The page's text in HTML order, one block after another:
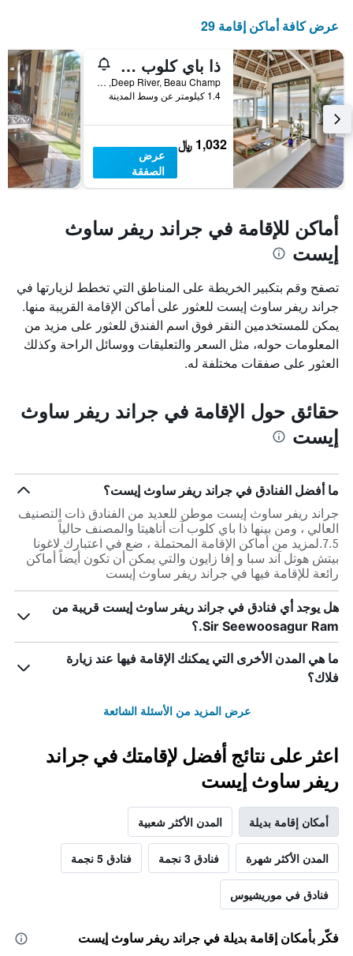
عرض كافة أماكن إقامة 29
ذا باي كلوب آت أناهيتا
Deep River, Beau Champ, جراند ريفر ساوث إيست, موريشيوس
1.4 كيلومتر عن وسط المدينة
1,032 ﷼
عرض
الصفقة
أماكن للإقامة في جراند ريفر ساوث
إيست
تصفح وقم بتكبير الخريطة على المناطق التي تخطط لزيارتها في
جراند ريفر ساوث إيست للعثور على أماكن الإقامة القريبة منها.
يمكن للمستخدمين النقر فوق اسم الفندق للعثور على مزيد من
المعلومات حوله، مثل السعر والتعليقات ووسائل الراحة وكذلك
العثور على صفقات مختلفة له.
حقائق حول الإقامة في جراند ريفر ساوث
إيست
ما أفضل الفنادق في جراند ريفر ساوث إيست؟
جراند ريفر ساوث إيست موطن للعديد من الفنادق ذات التصنيف
العالي ، ومن بينها ذا باي كلوب آت أناهيتا والمصنف حالياً
7.5.لمزيد من أماكن الإقامة المحتملة ، ضع في اعتبارك لاغونا
بيتش هوتل آند سبا و إفا زايون والتي يمكن أن تكون أيضاً أماكن
رائعة للإقامة فيها في جراند ريفر ساوث إيست
هل يوجد أي فنادق في جراند ريفر ساوث إيست قريبة من
Sir Seewoosagur Ram.؟
ما هي المدن الأخرى التي يمكنك الإقامة فيها عند زيارة
فلاك؟
عرض المزيد من الأسئلة الشائعة
اعثر على نتائج أفضل لإقامتك في جراند
ريفر ساوث إيست
أمكان إقامة بديلة المدن الأكثر شعبية
المدن الأكثر شهرة فنادق 3 نجمة فنادق 5 نجمة
فنادق في موريشيوس
فكّر بأمكان إقامة بديلة في جراند ريفر ساوث إيست